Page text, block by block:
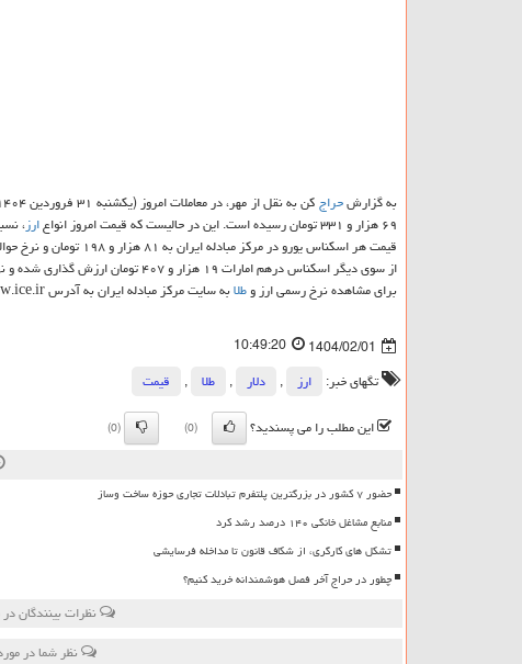
به گزارشحراجکن به نقل از مهر، در معاملات امروز (یکشنبه ۳۱ فروردین ۱۴۰۴) مرکز مبادله ارز و طلای ایران هر اسکناس
۶۹ هزار و ۳۳۱ تومان رسیده است. این در حالیست که قیمت امروز انواع
ارز،
قیمت هر اسکناس یورو در مرکز مبادله ایران به ۸۱ هزار و ۱۹۸ تومان و نرخ حواله یورو نیز به ۷۸ هزار و ۹۸۶ تومان رسیده است.
از سوی دیگر اسکناس درهم امارات ۱۹ هزار و ۴۰۷ تومان ارزش گذاری شده و نرخ حواله درهم نیز ۱۸ هزار و ۸۷۸ تومان است.
برای مشاهده نرخ رسمی ارز وطلابه سایت مرکز مبادله ایران به آدرس www.ice.ir مراجعه کنید.
1404/02/01
10:49:20
تگهای خبر:
ارز , دلار , طلا ,
قیمت
این مطلب را می پسندید؟
(0)
(0)
حضور ۷ کشور در بزرگترین پلتفرم تبادلات تجاری حوزه ساخت وساز
منابع مشاغل خانگی ۱۴۰ درصد رشد کرد
تشکل های کارگری، از شکاف قانون تا مداخله فرسایشی
چطور در حراج آخر فصل هوشمندانه خرید کنیم؟
نظرات بینندگان
نظر شما در